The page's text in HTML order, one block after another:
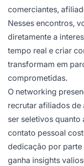
comerciantes,
Nesses encontros,
diretamente a
tempo real e criar
transformam em
comprometidas.
O networking
recrutar afiliados de
ser seletivos
contato pessoal
dedicação por
ganha insights